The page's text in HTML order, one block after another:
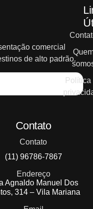
comercial
de alto padrão.
Política
Contato
Contato
(11) 96786-7867
Endereço
Agnaldo Manuel Dos
314 – Vila Mariana